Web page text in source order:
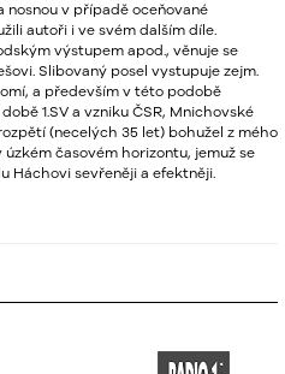
nosnou v případě oceňované
autoři i ve svém dalším díle.
výstupem apod., věnuje se
Slibovaný posel vystupuje zejm.
a především v této podobě
1.SV a vzniku ČSR, Mnichovské
(necelých 35 let) bohužel z mého
časovém horizontu, jemuž se
Háchovi sevřeněji a efektněji.